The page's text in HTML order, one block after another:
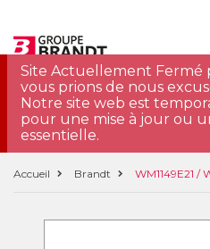
Site Actuellement Fermé
vous prions de nous
Notre site web est
pour une mise à jour ou
essentielle.
Accueil Brandt WM1149E21 /